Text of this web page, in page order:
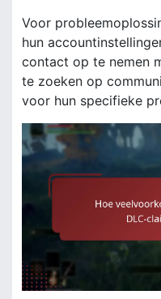
Voor
hun
contact op te nemen
te zoeken op
voor hun specifieke